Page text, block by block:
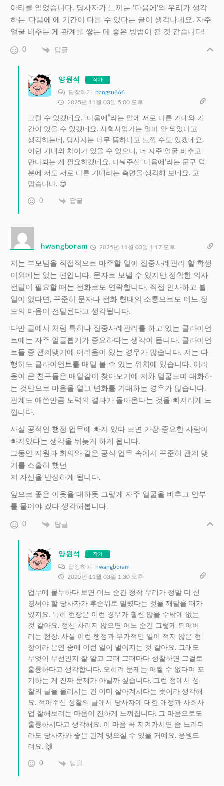
아티클 읽었습니다. 당사자가 느끼는 ‘다음에‘와 우리가 생각
하는 ’다음에‘에 기간이 다를 수 있다는 글이 생각나네요. 자주
얼굴 비추는 게 관계를 쌓는 데 좋은 방법이 될 것 같습니다!
0 답글
양원석 작가
답장하기
bangsu866
2025년 11월 03일 5:00 오후
그럴 수 있겠네요. “다음에”라는 말에 서로 다른 기대와 기
간이 있을 수 있겠네요. 사회사업가는 얼마 안 되었다고
생각하는데, 당사자는 너무 뜸하다고 느낄 수도 있겠네요.
이런 기대의 차이가 있을 수 있으니, 더 자주 얼굴 비추고
만나뵈는 게 필요하겠네요. 나눠주신 ‘다음에’라는 문구 덕
분에 저도 서로 다른 기대라는 측면을 생각해 보네요. 고
맙습니다. 😊
0 답글
hwangboram 2025년 11월 03일 1:17 오후
저는 부모님을 직접적으로 마주할 일이 집중사례관리 할 학생
이외에는 없는 편입니다. 문자로 보낼 수 있지만 정확한 의사
전달이 필요할 때는 전화로도 연락합니다. 직접 인사하고 뵐
일이 없다면, 꾸준히 문자나 전화 형태의 소통으로도 어느 정
도의 마음이 전달된다고 생각됩니다.
다만 글에서 처럼 특히나 집중사례관리를 하고 있는 클라이언
트에는 자주 얼굴뵙기가 중요하다는 생각이 듭니다. 클라이언
트들 중 관계맺기에 어려움이 있는 경우가 많습니다. 저는 다
행히도 클라이언트를 매일 볼 수 있는 위치에 있습니다. 어려
움이 큰 친구들은 매일같이 찾아오기에 저와 얼굴보며 대화하
는 것만으로 마음을 열고 변화를 기대하는 경우가 많습니다.
관계도 애쓴만큼 노력의 결과가 돌아온다는 것을 뼈저리게 느
낍니다.
사실 공적인 행정 업무에 빠져 있다 보면 가장 중요한 사람이
빠져있다는 생각을 뒤늦게 하게 됩니다.
그동안 지원과 회의와 같은 공식 업무 속에서 꾸준히 관계 맺
기를 소홀히 했던
저 자신을 반성하게 됩니다.
앞으로 좋은 이웃을 대하듯 그렇게 자주 얼굴을 비추고 안부
를 물어야 겠다 생각해봅니다.
0 답글
양원석 작가
답장하기
hwangboram
2025년 11월 03일 1:30 오후
업무에 몰두하다 보면 어느 순간 정작 우리가 정말 더 신
경써야 할 당사자가 후순위로 밀렸다는 것을 깨달을 때가
있지요. 특히 현장은 이런 경우가 훨씬 많을 수밖에 없는
것 같아요. 정신 차리지 않으면 어느 순간 그렇게 되어버
리는 현장. 사실 이런 행정과 부가적인 일이 적지 않은 현
장이라 은연 중에 이런 일이 벌어지는 것 같아요. 그래도
무엇이 우선인지 잘 알고 그때 그때마다 성찰하면 그걸로
훌륭하다고 생각합니다. 오히려 문제는 어쩔 수 없다며 포
기하는 게 진짜 문제가 아닐까 싶습니다. 그런 점에서 성
찰의 글을 올리시는 건 이미 살아계시다는 뜻이라 생각해
요. 적어주신 성찰의 글에서 당사자에 대한 애정과 사회사
업 잘해보려는 마음이 진하게 느껴집니다. 그 마음으로도
훌륭하시다고 생각해요. 이 마음 꼭 지켜가시면 좀 느리더
라도 당사자와 좋은 관계 맺으실 수 있을 거예요. 응원드
려요. 🙌
0 답글